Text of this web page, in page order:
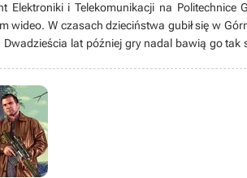
Elektroniki i Telekomunikacji na Politechnice
wideo. W czasach dzieciństwa gubił się w
Dwadzieścia lat później gry nadal bawią go tak
filmów i seriali (głównie tych